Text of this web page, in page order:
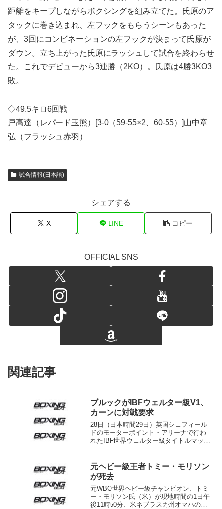
距離をキープしながらボクシングを組み立てた。氏原のア
タックに巻き込まれ、左フックをもらうシーンもあった
が、3回にコンビネーションの左フックが決まって氏原が
ダウン。立ち上がった氏原にラッシュして試合を終わらせ
た。これでデビューから3連勝（2KO）。氏原は4勝3KO3
敗。
◇49.5キロ6回戦
戸髙達（レパード玉熊）[3-0（59-55×2、60-55）]山中章
弘（フラッシュ赤羽）
試合情報(日本語)
シェアする
X LINE コピー
OFFICIAL SNS
関連記事
ブルックがIBFウェルター級V1、
カーンに対戦要求
28日（日本時間29日）英国シェフィール
ドのモーターポイント・アリーナで行わ
れたIBF世界ウェルター級タイトルマッチ
（ルーマニア＝カナダ）に4回終了TKO勝
ちで初防衛に成功。...
元ヘビー級王者トミー・モリソン
が死去
元WBO世界ヘビー級チャンピオン、トミ
ー・モリソン氏（米）が現地時間の1日午
後11時50分、米ネブラスカ州オマハの病